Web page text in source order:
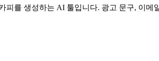
피를 생성하는 AI 툴입니다. 광고 문구, 이